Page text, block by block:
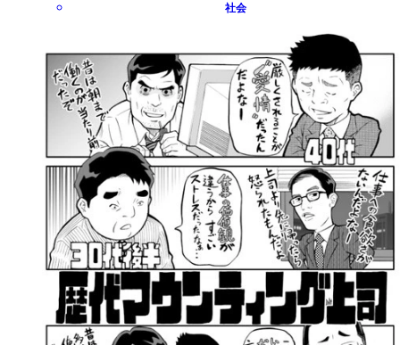
社会